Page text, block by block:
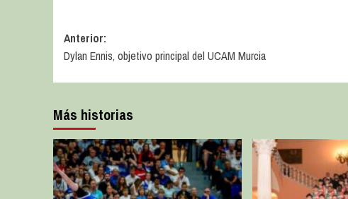
Anterior:
Dylan Ennis, objetivo principal del UCAM Murcia
Más historias